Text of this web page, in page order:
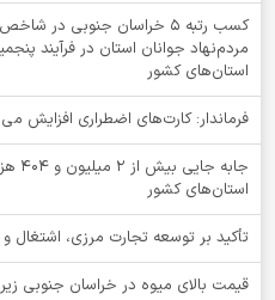
کسب رتبه ۵ خراسان جنوبی
مردم‌نهاد جوانان استان در فرآیند
استان‌های کشور
فرماندار: کارت‌های اضطراری افزایش می
استان‌های کشور
تأکید بر توسعه تجارت مرزی،
قیمت بالای میوه در خراسان جنوبی زیر